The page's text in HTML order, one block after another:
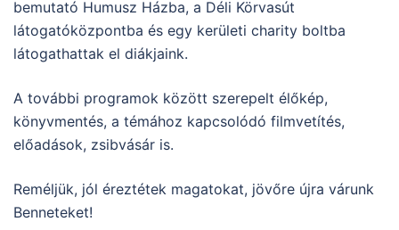
bemutató Humusz Házba, a Déli Körvasút
látogatóközpontba és egy kerületi charity boltba
látogathattak el diákjaink.
A további programok között szerepelt élőkép,
könyvmentés, a témához kapcsolódó filmvetítés,
előadások, zsibvásár is.
Reméljük, jól éreztétek magatokat, jövőre újra várunk
Benneteket!